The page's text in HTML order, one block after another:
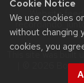
Cookie Notice
We use cookies
without changing
cookies, you
Website
This site was built
| © 2026